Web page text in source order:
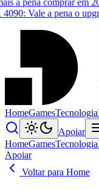
a pena comprar em
Vale a pena o
HomeGamesTecnologia
Apoiar
HomeGamesTecnologia
Apoiar
Voltar para Home